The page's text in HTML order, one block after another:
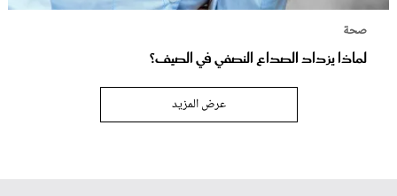
صحة
لماذا يزداد الصداع النصفي في الصيف؟
عرض المزيد